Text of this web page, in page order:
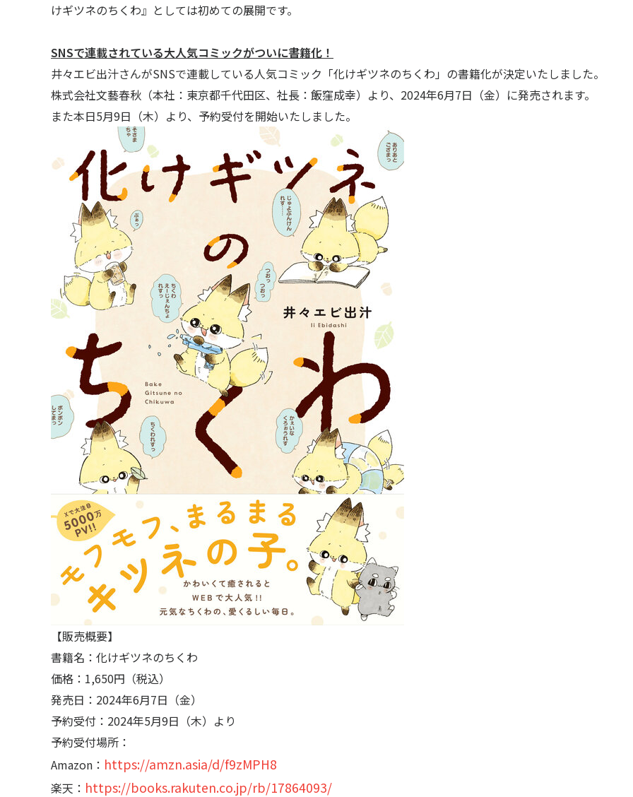
〒104-0061
東京都中央区銀座7丁目13番20号 銀座THビル5F
JP EN
HOME
ニュース
ビジネス
ライセンス
プロダクション
けギツネのちくわ』としては初めての展開です。
SNSで連載されている大人気コミックがついに書籍化！
井々エビ出汁さんがSNSで連載している人気コミック「化けギツネのちくわ」の書籍化が決定いたしました。
株式会社文藝春秋（本社：東京都千代田区、社長：飯窪成幸）より、2024年6月7日（金）に発売されます。
また本日5月9日（木）より、予約受付を開始いたしました。
【販売概要】
書籍名：化けギツネのちくわ
価格：1,650円（税込）
発売日：2024年6月7日（金）
予約受付：2024年5月9日（木）より
予約受付場所：
Amazon： https://amzn.asia/d/f9zMPH8
楽天： https://books.rakuten.co.jp/rb/17864093/